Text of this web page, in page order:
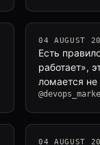
04 AUGUST
Есть
работает»,
ломается
04 AUGUST